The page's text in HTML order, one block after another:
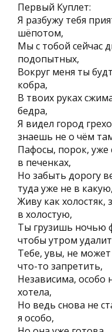
Первый Куплет:
Я разбужу тебя
шёпотом,
Мы с тобой сейчас
подопытных,
Вокруг меня ты
кобра,
В твоих руках
бедра,
Я видел город
знаешь не о чём
Пафосы, порок, уже
в печенках,
Но забыть дорогу
туда уже не в какую,
Живу как холостяк,
в холостую,
Ты грузишь ночью
чтобы утром
Тебе, увы, не
что-то запретить,
Независима, особо
хотела,
Но ведь снова не
я особо,